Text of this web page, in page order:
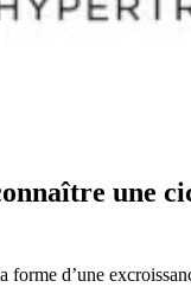
une
forme d’une